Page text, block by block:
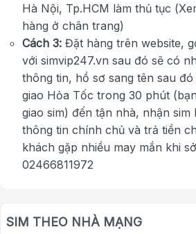
Hà Nội, Tp.HCM làm thủ tục
hàng ở chân trang)
Cách 3: Đặt hàng trên website,
với simvip247.vn sau đó sẽ có
thông tin, hồ sơ sang tên sau đó
giao Hỏa Tốc trong 30 phút
giao sim) đến tận nhà, nhận sim
thông tin chính chủ và trả tiền
khách gặp nhiều may mắn khi
02466811972
SIM THEO NHÀ MẠNG